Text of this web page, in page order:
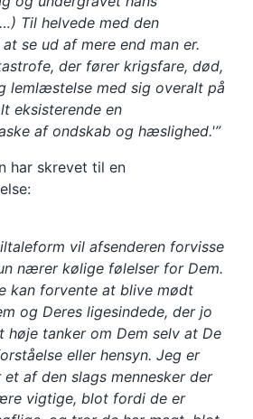
Til helvede med den
se ud af mere end man er.
der fører krigsfare, død,
lemlæstelse med sig overalt på
eksisterende en
af ondskab og hæslighed.'”
har skrevet til en
vil afsenderen forvisse
nærer kølige følelser for Dem.
kan forvente at blive mødt
og Deres ligesindede, der jo
høje tanker om Dem selv at De
eller hensyn. Jeg er
af den slags mennesker der
vigtige, blot fordi de er